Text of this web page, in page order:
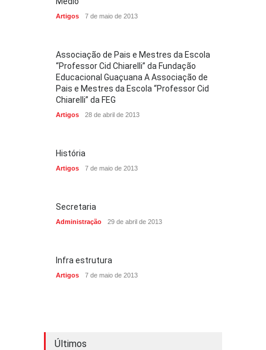
Artigos 7 de maio de 2013
Associação de Pais e Mestres da Escola
“Professor Cid Chiarelli” da Fundação
Educacional Guaçuana A Associação de
Pais e Mestres da Escola “Professor Cid
Chiarelli” da FEG
Artigos 28 de abril de 2013
História
Artigos 7 de maio de 2013
Secretaria
Administração 29 de abril de 2013
Infra estrutura
Artigos 7 de maio de 2013
Últimos